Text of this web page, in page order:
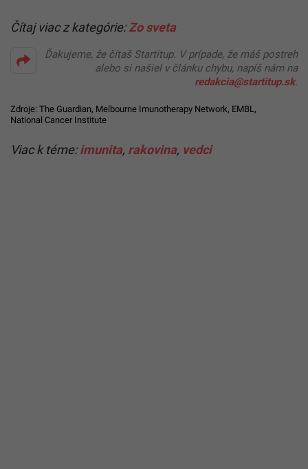
Čítaj viac z kategórie:Zo sveta
Ďakujeme, že čítaš Startitup. V prípade, že máš postreh
alebo si našiel v článku chybu, napíš nám na
redakcia@startitup.sk.
Zdroje: The Guardian, Melbourne Imunotherapy Network, EMBL,
National Cancer Institute
Viac k téme:imunita, rakovina, vedci